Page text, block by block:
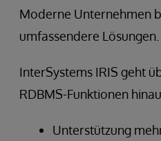
Moderne Unternehmen
umfassendere Lösungen.
InterSystems IRIS geht
RDBMS-Funktionen
Unterstützung